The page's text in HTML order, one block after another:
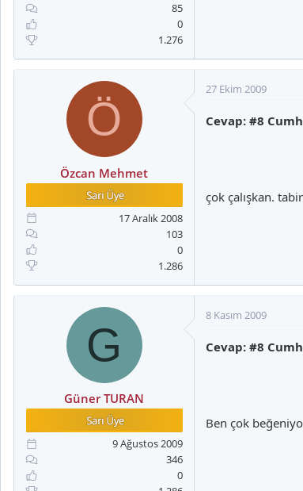
85
0
1.276
Ö
Özcan Mehmet
17 Aralık 2008
103
0
1.286
27 Ekim 2009
Cevap: #8
çok çalışkan.
G
Güner TURAN
9 Ağustos 2009
346
0
8 Kasım 2009
Cevap: #8
Ben çok